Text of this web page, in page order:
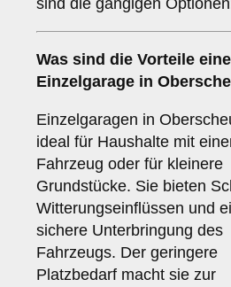
sind die gängigen
Was sind die Vorteile
Einzelgarage in
Einzelgaragen in
ideal für Haushalte mit
Fahrzeug oder für kleinere
Grundstücke. Sie bieten
Witterungseinflüssen und
sichere Unterbringung des
Fahrzeugs. Der geringere
Platzbedarf macht sie zur